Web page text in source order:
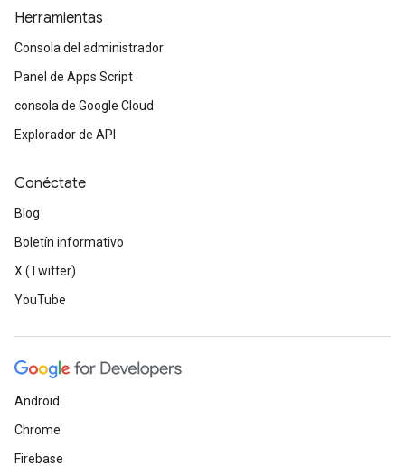
Herramientas
Consola del administrador
Panel de Apps Script
consola de Google Cloud
Explorador de API
Conéctate
Blog
Boletín informativo
X (Twitter)
YouTube
Android
Chrome
Firebase